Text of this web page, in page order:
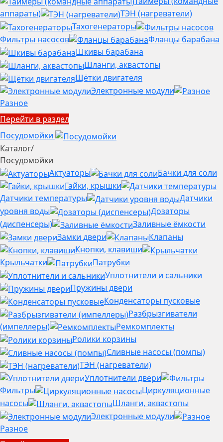
аппараты)
ТЭН (нагреватели)
Тахогенераторы
Фильтры насосов
Фланцы барабана
Шкивы барабана
Шланги, аквастопы
Щётки двигателя
Электронные модули
Разное
Перейти в раздел
Посудомойки
Каталог/
Посудомойки
Актуаторы
Бачки для соли
Гайки, крышки
Датчики температуры
Датчики
уровня воды
Дозаторы
(диспенсеры)
Заливные ёмкости
Замки двери
Клапаны
Кнопки, клавиши
Крыльчатки
Патрубки
Уплотнители и сальники
Пружины двери
Конденсаторы пусковые
Разбрызгиватели
(импеллеры)
Ремкомплекты
Ролики корзины
Сливные насосы (помпы)
ТЭН (нагреватели)
Уплотнители двери
Фильтры
Циркуляционные
насосы
Шланги, аквастопы
Электронные модули
Разное